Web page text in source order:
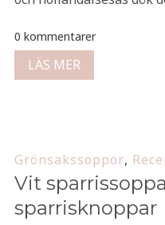
0 kommentarer
LÄS MER
Grönsakssoppor,
Vit
sparrisknoppar